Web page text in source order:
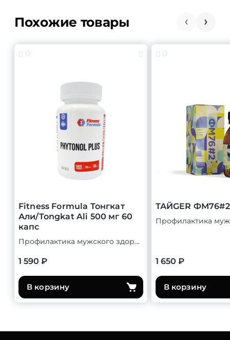
Похожие товары
0
Fitness Formula Тонгкат
Али/Tongkat Ali 500 мг 60
капс
Профилактика мужского здоровья
1 590 ₽
В корзину
0
ТАЙGER
1 650 ₽
В корзину